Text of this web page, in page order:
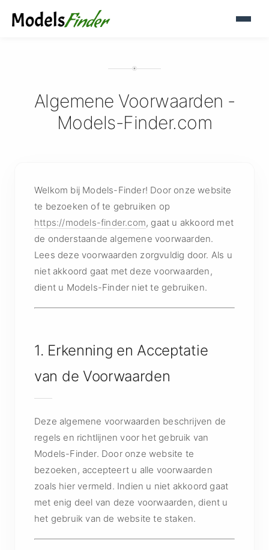
Algemene Voorwaarden -
Models-Finder.com
Welkom bij Models-Finder! Door onze website
te bezoeken of te gebruiken op
https://models-finder.com, gaat u akkoord met
de onderstaande algemene voorwaarden.
Lees deze voorwaarden zorgvuldig door. Als u
niet akkoord gaat met deze voorwaarden,
dient u Models-Finder niet te gebruiken.
1. Erkenning en Acceptatie
van de Voorwaarden
Deze algemene voorwaarden beschrijven de
regels en richtlijnen voor het gebruik van
Models-Finder. Door onze website te
bezoeken, accepteert u alle voorwaarden
zoals hier vermeld. Indien u niet akkoord gaat
met enig deel van deze voorwaarden, dient u
het gebruik van de website te staken.